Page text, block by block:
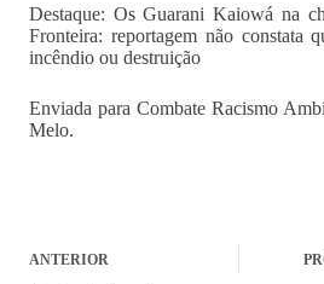
Destaque: Os Guarani Kaiowá na
Fronteira: reportagem não constata
incêndio ou destruição
Enviada para Combate Racismo
Melo.
ANTERIOR